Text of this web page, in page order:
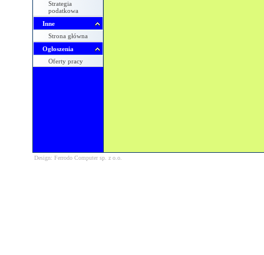
Strategia
podatkowa
Inne
Strona główna
Ogłoszenia
Oferty pracy
Design: Ferrodo Computer sp. z o.o.